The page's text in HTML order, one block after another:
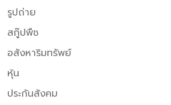
รูปถ่าย
สกู๊ปพืช
อสังหาริมทรัพย์
หุ้น
ประกันสังคม